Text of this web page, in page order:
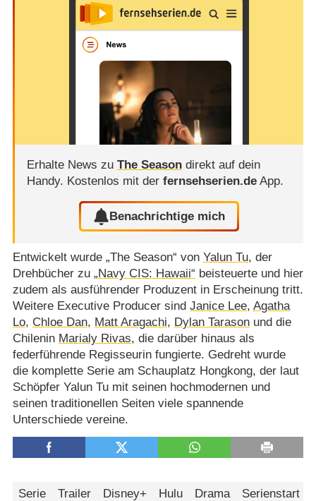
Erhalte News zu The Seasondirekt auf dein
Handy. Kostenlos mit der fernsehserien.deApp.
Benachrichtige mich
Entwickelt wurde „The Season“ von Yalun Tu, der
Drehbücher zu „Navy CIS: Hawaii“ beisteuerte und hier
zudem als ausführender Produzent in Erscheinung tritt.
Weitere Executive Producer sind Janice Lee, Agatha
Lo, Chloe Dan, Matt Aragachi, Dylan Tarasonund die
Chilenin Marialy Rivas, die darüber hinaus als
federführende Regisseurin fungierte. Gedreht wurde
die komplette Serie am Schauplatz Hongkong, der laut
Schöpfer Yalun Tu mit seinen hochmodernen und
seinen traditionellen Seiten viele spannende
Unterschiede vereine.
Serie Trailer Disney+ Hulu Drama Serienstart